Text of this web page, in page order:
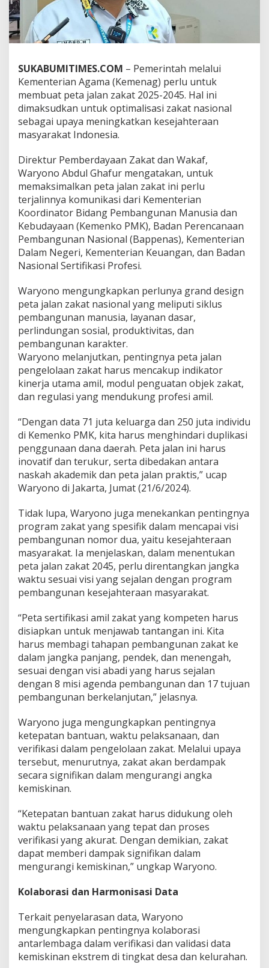
0
4
5
,
n
y
e
l
a
r
a
a
n
D
a
t
a
I
h
t
i
r
M
e
n
i
n
g
k
a
t
k
n
K
e
s
e
j
h
e
r
a
n
M
a
s
a
r
a
k
a
SUKABUMITIMES.COM – Pemerintah melalui
Kementerian Agama (Kemenag) perlu untuk
membuat peta jalan zakat 2025-2045. Hal ini
dimaksudkan untuk optimalisasi zakat nasional
sebagai upaya meningkatkan kesejahteraan
masyarakat Indonesia.
Direktur Pemberdayaan Zakat dan Wakaf,
Waryono Abdul Ghafur mengatakan, untuk
memaksimalkan peta jalan zakat ini perlu
terjalinnya komunikasi dari Kementerian
Koordinator Bidang Pembangunan Manusia dan
Kebudayaan (Kemenko PMK), Badan Perencanaan
Pembangunan Nasional (Bappenas), Kementerian
Dalam Negeri, Kementerian Keuangan, dan Badan
Nasional Sertifikasi Profesi.
Waryono mengungkapkan perlunya grand design
peta jalan zakat nasional yang meliputi siklus
pembangunan manusia, layanan dasar,
perlindungan sosial, produktivitas, dan
pembangunan karakter.
Waryono melanjutkan, pentingnya peta jalan
pengelolaan zakat harus mencakup indikator
kinerja utama amil, modul penguatan objek zakat,
dan regulasi yang mendukung profesi amil.
“Dengan data 71 juta keluarga dan 250 juta individu
di Kemenko PMK, kita harus menghindari duplikasi
penggunaan dana daerah. Peta jalan ini harus
inovatif dan terukur, serta dibedakan antara
naskah akademik dan peta jalan praktis,” ucap
Waryono di Jakarta, Jumat (21/6/2024).
Tidak lupa, Waryono juga menekankan pentingnya
program zakat yang spesifik dalam mencapai visi
pembangunan nomor dua, yaitu kesejahteraan
masyarakat. Ia menjelaskan, dalam menentukan
peta jalan zakat 2045, perlu direntangkan jangka
waktu sesuai visi yang sejalan dengan program
pembangunan kesejahteraan masyarakat.
“Peta sertifikasi amil zakat yang kompeten harus
disiapkan untuk menjawab tantangan ini. Kita
harus membagi tahapan pembangunan zakat ke
dalam jangka panjang, pendek, dan menengah,
sesuai dengan visi abadi yang harus sejalan
dengan 8 misi agenda pembangunan dan 17 tujuan
pembangunan berkelanjutan,” jelasnya.
Waryono juga mengungkapkan pentingnya
ketepatan bantuan, waktu pelaksanaan, dan
verifikasi dalam pengelolaan zakat. Melalui upaya
tersebut, menurutnya, zakat akan berdampak
secara signifikan dalam mengurangi angka
kemiskinan.
“Ketepatan bantuan zakat harus didukung oleh
waktu pelaksanaan yang tepat dan proses
verifikasi yang akurat. Dengan demikian, zakat
dapat memberi dampak signifikan dalam
mengurangi kemiskinan,” ungkap Waryono.
Kolaborasi dan Harmonisasi Data
Terkait penyelarasan data, Waryono
mengungkapkan pentingnya kolaborasi
antarlembaga dalam verifikasi dan validasi data
kemiskinan ekstrem di tingkat desa dan kelurahan.